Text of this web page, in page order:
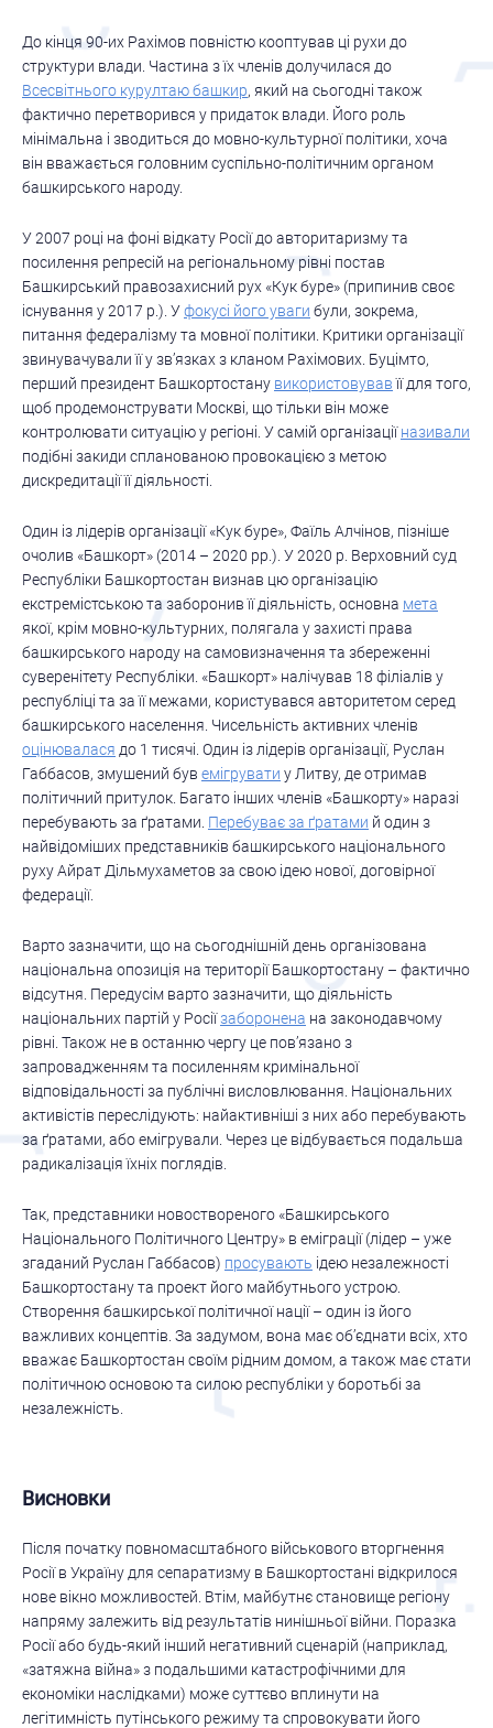
До кінця 90-их Рахімов повністю кооптував ці рухи до
структури влади. Частина з їх членів долучилася до
Всесвітнього курултаю башкир, який на сьогодні також
фактично перетворився у придаток влади. Його роль
мінімальна і зводиться до мовно-культурної політики, хоча
він вважається головним суспільно-політичним органом
башкирського народу.
У 2007 році на фоні відкату Росії до авторитаризму та
посилення репресій на регіональному рівні постав
Башкирський правозахисний рух «Кук буре» (припинив своє
існування у 2017 р.). Уфокусі його уваги були, зокрема,
питання федералізму та мовної політики. Критики організації
звинувачували її у зв’язках з кланом Рахімових. Буцімто,
перший президент Башкортостану використовувавїї для того,
щоб продемонструвати Москві, що тільки він може
контролювати ситуацію у регіоні. У самій організаціїназивали
подібні закиди спланованою провокацією з метою
дискредитації її діяльності.
Один із лідерів організації «Кук буре», Фаїль Алчінов, пізніше
очолив «Башкорт» (2014 – 2020 рр.). У 2020 р. Верховний суд
Республіки Башкортостан визнав цю організацію
екстремістською та заборонив її діяльність, основна мета
якої, крім мовно-культурних, полягала у захисті права
башкирського народу на самовизначення та збереженні
суверенітету Республіки. «Башкорт» налічував 18 філіалів у
республіці та за її межами, користувався авторитетом серед
башкирського населення. Чисельність активних членів
оцінювалася до 1 тисячі. Один із лідерів організації, Руслан
Габбасов, змушений був емігрувати у Литву, де отримав
політичний притулок. Багато інших членів «Башкорту» наразі
перебувають за ґратами. Перебуває за ґратами й один з
найвідоміших представників башкирського національного
руху Айрат Дільмухаметов за свою ідею нової, договірної
федерації.
Варто зазначити, що на сьогоднішній день організована
національна опозиція на території Башкортостану – фактично
відсутня. Передусім варто зазначити, що діяльність
національних партій у Росіїзаборонена на законодавчому
рівні. Також не в останню чергу це пов’язано з
запровадженням та посиленням кримінальної
відповідальності за публічні висловлювання. Національних
активістів переслідують: найактивніші з них або перебувають
за ґратами, або емігрували. Через це відбувається подальша
радикалізація їхніх поглядів.
Так, представники новоствореного «Башкирського
Національного Політичного Центру» в еміграції (лідер – уже
згаданий Руслан Габбасов) просувають ідею незалежності
Башкортостану та проект його майбутнього устрою.
Створення башкирської політичної нації – один із його
важливих концептів. За задумом, вона має об’єднати всіх, хто
вважає Башкортостан своїм рідним домом, а також має стати
політичною основою та силою республіки у боротьбі за
незалежність.
Висновки
Після початку повномасштабного військового вторгнення
Росії в Україну для сепаратизму в Башкортостані відкрилося
нове вікно можливостей. Втім, майбутнє становище регіону
напряму залежить від результатів нинішньої війни. Поразка
Росії або будь-який інший негативний сценарій (наприклад,
«затяжна війна» з подальшими катастрофічними для
економіки наслідками) може суттєво вплинути на
легітимність путінського режиму та спровокувати його